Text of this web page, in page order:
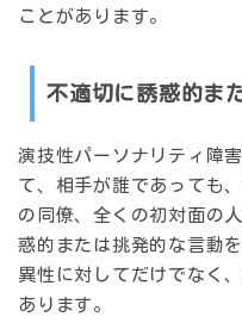
ことがあります。
不適切に誘惑的ま
演技性パーソナリティ障
て、相手が誰であっても
の同僚、全くの初対面の
惑的または挑発的な言動
異性に対してだけでなく
あります。